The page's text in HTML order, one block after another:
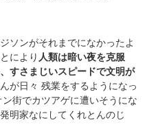
ソンがそれまでになかったよ
により 人類は暗い夜を克服
すさまじいスピードで文明が
が日々 残業をするようになっ
街でカツアゲに遭いそうにな
明家なにしてくれとんのじ